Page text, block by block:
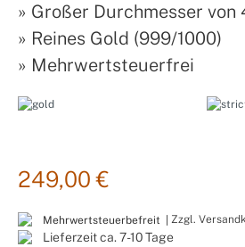
» Großer Durchmesser
» Reines Gold (999/1000)
» Mehrwertsteuerfrei
249,00 €
Mehrwertsteuerbefreit | Zzgl.
Lieferzeit ca. 7-10 Tage